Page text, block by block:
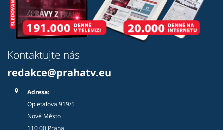
Kontaktujte nás
redakce@prahatv.eu
Adresa:
Opletalova 919/5
Nové Město
110 00 Praha